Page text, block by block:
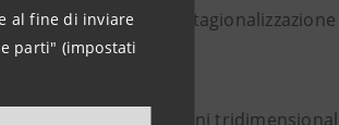
al fine di inviare
parti" (impostati
alla destagionalizzazione
ricostruzioni